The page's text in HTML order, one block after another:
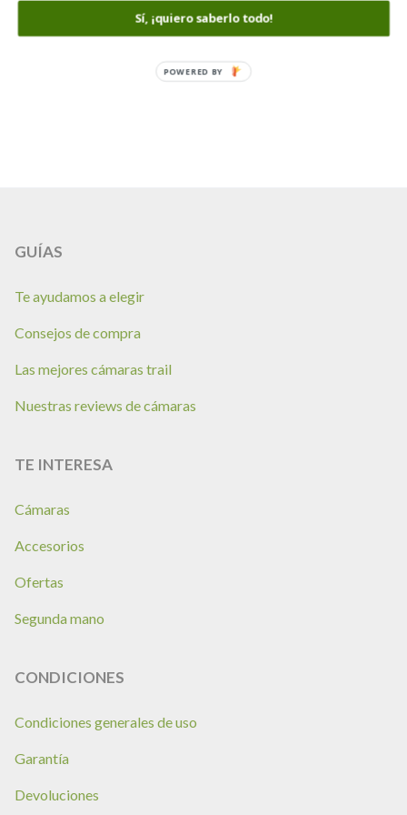
precio
original
249,00€.
precio
actual
209,00€.
Comparar
GUÍAS
Te ayudamos a elegir
Consejos de compra
Las mejores cámaras trail
Nuestras reviews de cámaras
TE INTERESA
Cámaras
Accesorios
Ofertas
Segunda mano
CONDICIONES
Condiciones generales de uso
Garantía
Devoluciones
Sí, ¡quiero saberlo todo!
POWERED BY